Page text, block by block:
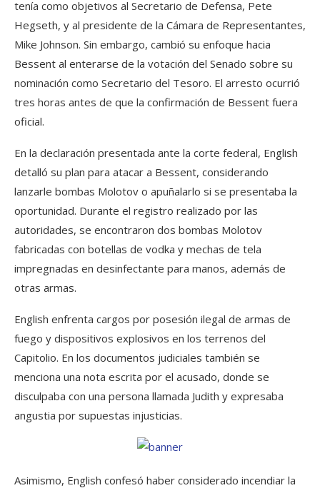
tenía como objetivos al Secretario de Defensa, Pete
Hegseth, y al presidente de la Cámara de Representantes,
Mike Johnson. Sin embargo, cambió su enfoque hacia
Bessent al enterarse de la votación del Senado sobre su
nominación como Secretario del Tesoro. El arresto ocurrió
tres horas antes de que la confirmación de Bessent fuera
oficial.
En la declaración presentada ante la corte federal, English
detalló su plan para atacar a Bessent, considerando
lanzarle bombas Molotov o apuñalarlo si se presentaba la
oportunidad. Durante el registro realizado por las
autoridades, se encontraron dos bombas Molotov
fabricadas con botellas de vodka y mechas de tela
impregnadas en desinfectante para manos, además de
otras armas.
English enfrenta cargos por posesión ilegal de armas de
fuego y dispositivos explosivos en los terrenos del
Capitolio. En los documentos judiciales también se
menciona una nota escrita por el acusado, donde se
disculpaba con una persona llamada Judith y expresaba
angustia por supuestas injusticias.
Asimismo, English confesó haber considerado incendiar la